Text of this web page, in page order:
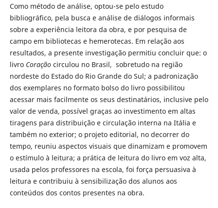
Como método de análise, optou-se pelo estudo
bibliográfico, pela busca e análise de diálogos informais
sobre a experiência leitora da obra, e por pesquisa de
campo em bibliotecas e hemerotecas. Em relação aos
resultados, a presente investigação permitiu concluir que: o
livro Coraçãocirculou no Brasil, sobretudo na região
nordeste do Estado do Rio Grande do Sul; a padronização
dos exemplares no formato bolso do livro possibilitou
acessar mais facilmente os seus destinatários, inclusive pelo
valor de venda, possível graças ao investimento em altas
tiragens para distribuição e circulação interna na Itália e
também no exterior; o projeto editorial, no decorrer do
tempo, reuniu aspectos visuais que dinamizam e promovem
o estímulo à leitura; a prática de leitura do livro em voz alta,
usada pelos professores na escola, foi força persuasiva à
leitura e contribuiu à sensibilização dos alunos aos
conteúdos dos contos presentes na obra.